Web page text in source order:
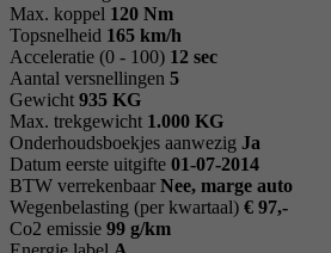
Max. koppel 120 Nm
Topsnelheid 165 km/h
Acceleratie (0 - 100) 12 sec
Aantal versnellingen 5
Gewicht 935 KG
Max. trekgewicht 1.000 KG
Onderhoudsboekjes aanwezig Ja
Datum eerste uitgifte 01-07-2014
BTW verrekenbaar Nee, marge auto
Wegenbelasting (per kwartaal) € 97,-
Co2 emissie 99 g/km